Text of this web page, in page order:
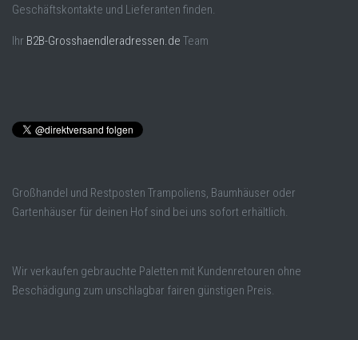
Geschäftskontakte und Lieferanten finden.
Ihr B2B-Grosshaendleradressen.de Team
Großhandel und Restposten Trampoliens, Baumhäuser oder
Gartenhäuser für deinen Hof sind bei uns sofort erhältlich.
Wir verkaufen gebrauchte Paletten mit Kundenretouren ohne
Beschädigung zum unschlagbar fairen günstigen Preis.